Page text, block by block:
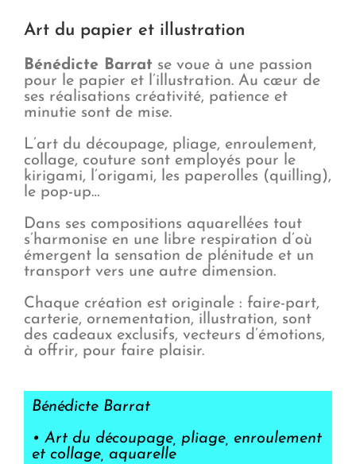
Art du papier et illustration
Bénédicte Barrat se voue à une passion
pour le papier et l’illustration. Au cœur de
ses réalisations créativité, patience et
minutie sont de mise.
L’art du découpage, pliage, enroulement,
collage, couture sont employés pour le
kirigami, l’origami, les paperolles (quilling),
le pop-up…
Dans ses compositions aquarellées tout
s’harmonise en une libre respiration d’où
émergent la sensation de plénitude et un
transport vers une autre dimension.
Chaque création est originale : faire-part,
carterie, ornementation, illustration, sont
des cadeaux exclusifs, vecteurs d’émotions,
à offrir, pour faire plaisir.
Bénédicte Barrat
• Art du découpage, pliage, enroulement
et collage, aquarelle